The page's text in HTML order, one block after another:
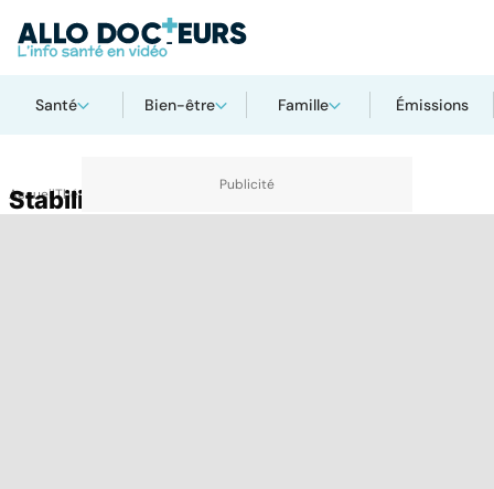
Santé Bien-être Famille Émissions
AccueilThématiques
Stabilisateur de l'humeur